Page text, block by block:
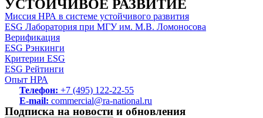
УСТОЙЧИВОЕ РАЗВИТИЕ
Миссия НРА в системе устойчивого развития
ESG Лаборатория при МГУ им. М.В. Ломоносова
Верификация
ESG Рэнкинги
Критерии ESG
ESG Рейтинги
Опыт НРА
Телефон: +7 (495) 122-22-55
E-mail: commercial@ra-national.ru
Подписка на новости и обновления